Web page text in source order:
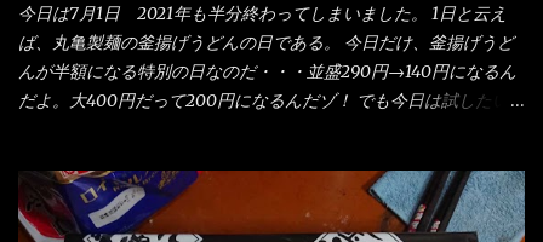
今日は7月1日 2021年も半分終わってしまいました。 1日と云え
ば、丸亀製麺の釜揚げうどんの日である。 今日だけ、釜揚げうど
んが半額になる特別の日なのだ・・・並盛290円→140円になるん
だよ。大400円だって200円になるんだゾ！ でも今日は試したい
でる～ でもコレって食べきるまで湯に浸かっているわけで、最
初と最後では麺の固さというかコシが違う！ だったら湯なんか要